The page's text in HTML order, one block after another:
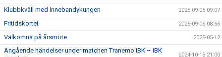
Klubbkväll med Innebandykungen 2025-09-05 09:07
Fritidskortet 2025-09-05 08:56
Välkomna på årsmöte 2025-05-12
Angående händelser under matchen Tranemo IBK – IBK
2024-10-15 21:00